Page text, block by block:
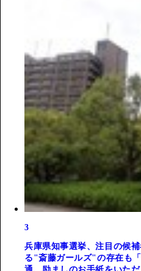
3
兵庫県知事選挙、注目の候
る"斎藤ガールズ"の存在も